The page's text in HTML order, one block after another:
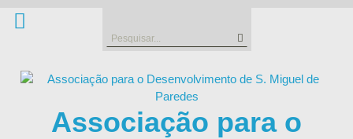
Search
Associação para o